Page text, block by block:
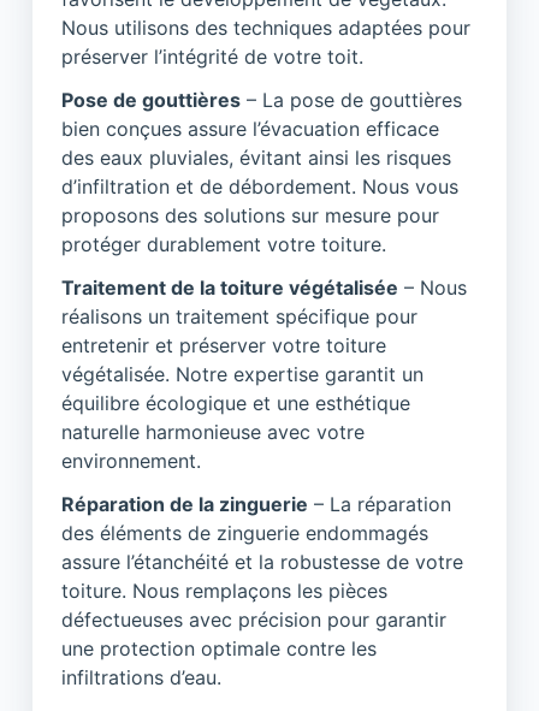
Nous utilisons des techniques adaptées pour
préserver l’intégrité de votre toit.
Pose de gouttières – La pose de gouttières
bien conçues assure l’évacuation efficace
des eaux pluviales, évitant ainsi les risques
d’infiltration et de débordement. Nous vous
proposons des solutions sur mesure pour
protéger durablement votre toiture.
Traitement de la toiture végétalisée – Nous
réalisons un traitement spécifique pour
entretenir et préserver votre toiture
végétalisée. Notre expertise garantit un
équilibre écologique et une esthétique
naturelle harmonieuse avec votre
environnement.
Réparation de la zinguerie – La réparation
des éléments de zinguerie endommagés
assure l’étanchéité et la robustesse de votre
toiture. Nous remplaçons les pièces
défectueuses avec précision pour garantir
une protection optimale contre les
infiltrations d’eau.